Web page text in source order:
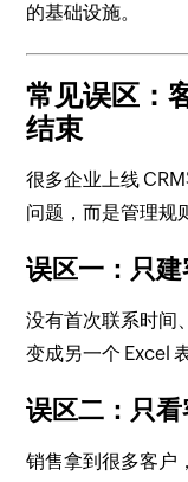
的基础设施。
常见误区：
结束
很多企业上线
问题，而是管理规
误区一：只
没有首次联系时间
变成另一个 Excel 表
误区二：只
销售拿到很多客户